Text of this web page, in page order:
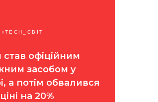
TECH_СВІТ
став офіційним
засобом у
а потім обвалився
на 20%